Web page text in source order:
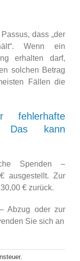
dass „der
Wenn ein
erhalten darf,
solchen Betrag
Fällen die
Das kann
Spenden –
ausgestellt. Zur
€ zurück.
Abzug oder zur
Sie sich an
,